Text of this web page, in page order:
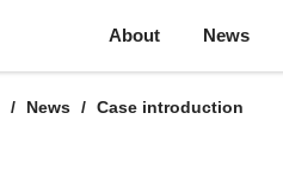
About News
News Case introduction